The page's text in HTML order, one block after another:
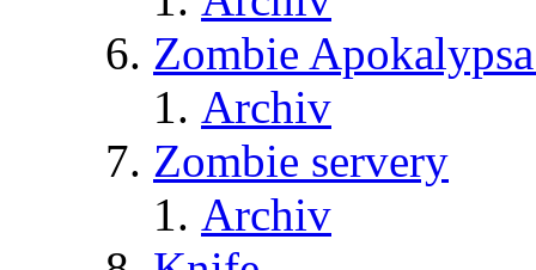
Zombie
Archiv
Zombie servery
Archiv